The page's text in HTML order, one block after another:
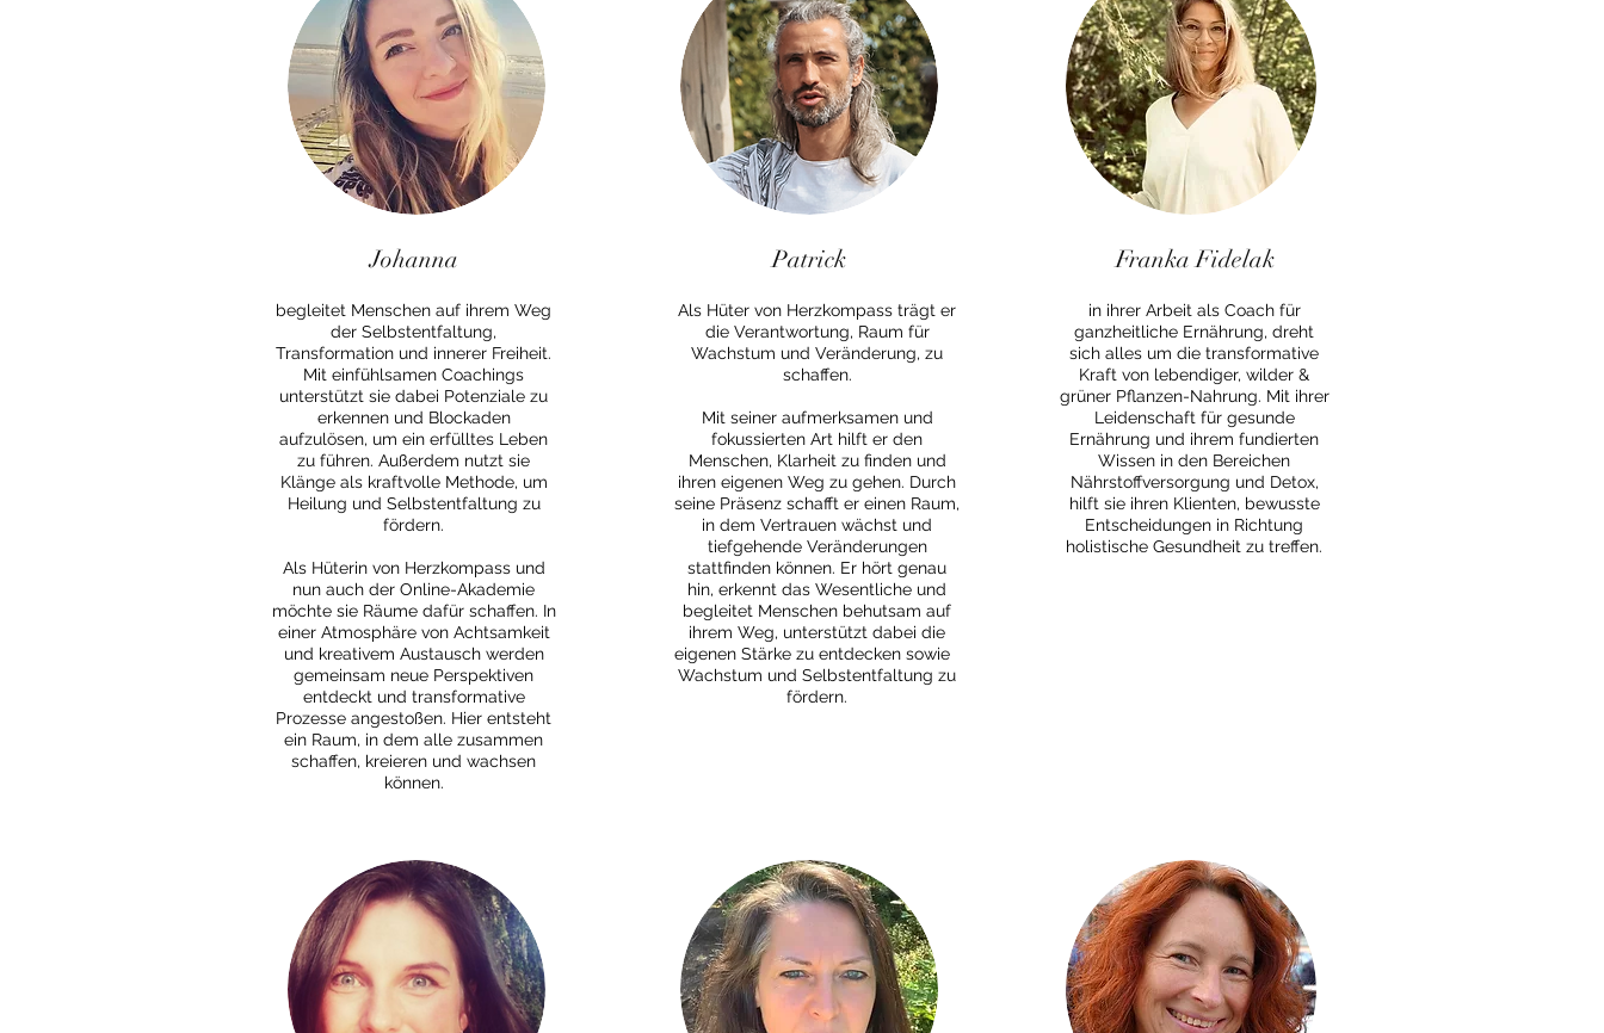
Johanna
begleitet Menschen auf ihrem Weg
der Selbstentfaltung,
Transformation und innerer Freiheit.
Mit einfühlsamen Coachings
unterstützt sie dabei Potenziale zu
erkennen und Blockaden
aufzulösen, um ein erfülltes Leben
zu führen. Außerdem nutzt sie
Klänge als kraftvolle Methode, um
Heilung und Selbstentfaltung zu
fördern.
Als Hüterin von Herzkompass und
nun auch der Online-Akademie
möchte sie Räume dafür schaffen. In
einer Atmosphäre von Achtsamkeit
und kreativem Austausch werden
gemeinsam neue Perspektiven
entdeckt und transformative
Prozesse angestoßen. Hier entsteht
ein Raum, in dem alle zusammen
schaffen, kreieren und wachsen
können.
Patrick
Als Hüter von Herzkompass trägt er
die Verantwortung, Raum für
Wachstum und Veränderung, zu
schaffen.
Mit seiner aufmerksamen und
fokussierten Art hilft er den
Menschen, Klarheit zu finden und
ihren eigenen Weg zu gehen. Durch
seine Präsenz schafft er einen Raum,
in dem Vertrauen wächst und
tiefgehende Veränderungen
stattfinden können. Er hört genau
hin, erkennt das Wesentliche und
begleitet Menschen behutsam auf
ihrem Weg, unterstützt dabei die
eigenen Stärke zu entdecken sowie
Wachstum und Selbstentfaltung zu
fördern.
Franka Fidelak
in ihrer Arbeit als Coach für
ganzheitliche Ernährung, dreht
sich alles um die transformative
Kraft von lebendiger, wilder &
grüner Pflanzen-Nahrung. Mit ihrer
Leidenschaft für gesunde
Ernährung und ihrem fundierten
Wissen in den Bereichen
Nährstoffversorgung und Detox,
hilft sie ihren Klienten, bewusste
Entscheidungen in Richtung
holistische Gesundheit zu treffen.